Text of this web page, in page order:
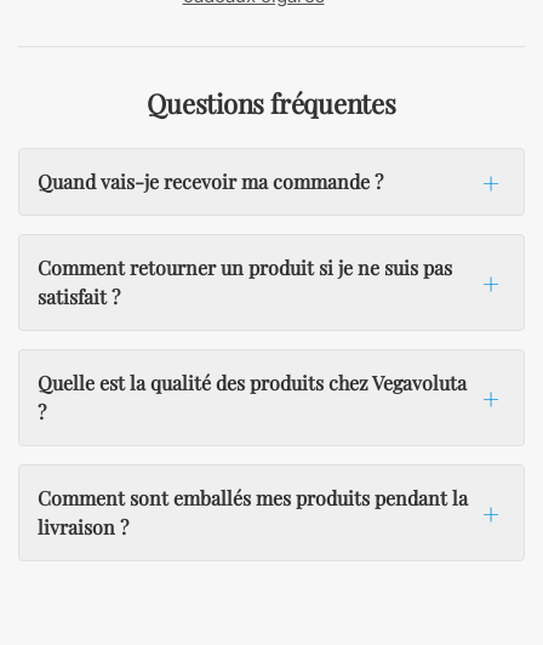
Questions fréquentes
Quand vais-je recevoir ma commande ?
Comment retourner un produit si je ne suis pas
satisfait ?
Quelle est la qualité des produits chez Vegavoluta
?
Comment sont emballés mes produits pendant la
livraison ?